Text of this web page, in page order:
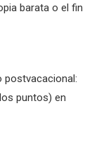
barata o el fin
postvacacional:
puntos) en